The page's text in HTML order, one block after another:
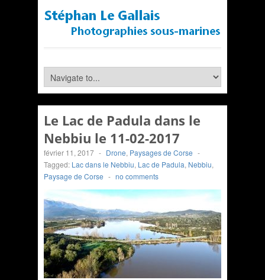
Le Lac de Padula dans le
Nebbiu le 11-02-2017
février 11, 2017 - Drone, Paysages de Corse -
Tagged: Lac dans le Nebbiu, Lac de Padula, Nebbiu,
Paysage de Corse - no comments